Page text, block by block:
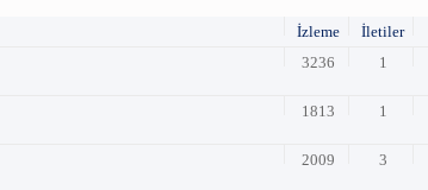
İzleme İletiler
3236 1
1813 1
2009 3